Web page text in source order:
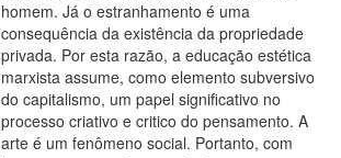
homem. Já o estranhamento é uma
consequência da existência da propriedade
privada. Por esta razão, a educação estética
marxista assume, como elemento subversivo
do capitalismo, um papel significativo no
processo criativo e critico do pensamento. A
arte é um fenômeno social. Portanto, com